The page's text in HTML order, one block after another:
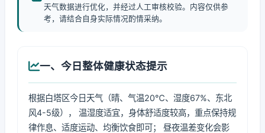
天气数据进行优化，并经过人工审核校验。内容仅供参
考，请结合自身实际情况酌情采纳。
一、今日整体健康状态提示
根据白塔区今日天气（晴、气温20℃、湿度67%、东北
风4-5级）， 温湿度适宜，身体舒适度较高，重点保持规
律作息、适度运动、均衡饮食即可； 昼夜温差变化会影